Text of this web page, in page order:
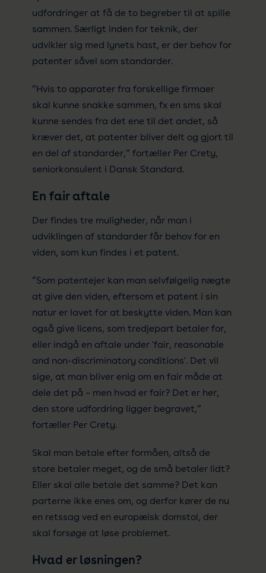
udfordringer at få de to begreber til at spille
sammen. Særligt inden for teknik, der
udvikler sig med lynets hast, er der behov for
patenter såvel som standarder.
”Hvis to apparater fra forskellige firmaer
skal kunne snakke sammen, fx en sms skal
kunne sendes fra det ene til det andet, så
kræver det, at patenter bliver delt og gjort til
en del af standarder,” fortæller Per Crety,
seniorkonsulent i Dansk Standard.
En fair aftale
Der findes tre muligheder, når man i
udviklingen af standarder får behov for en
viden, som kun findes i et patent.
”Som patentejer kan man selvfølgelig nægte
at give den viden, eftersom et patent i sin
natur er lavet for at beskytte viden. Man kan
også give licens, som tredjepart betaler for,
eller indgå en aftale under 'fair, reasonable
and non-discriminatory conditions'. Det vil
sige, at man bliver enig om en fair måde at
dele det på – men hvad er fair? Det er her,
den store udfordring ligger begravet,”
fortæller Per Crety.
Skal man betale efter formåen, altså de
store betaler meget, og de små betaler lidt?
Eller skal alle betale det samme? Det kan
parterne ikke enes om, og derfor kører de nu
en retssag ved en europæisk domstol, der
skal forsøge at løse problemet.
Hvad er løsningen?